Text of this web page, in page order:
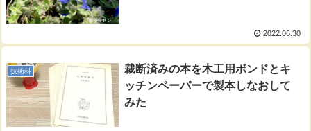
2022.06.30
技術科
裁断済みの本を木工用ボンドとキ
ッチンペーパーで製本しなおして
みた